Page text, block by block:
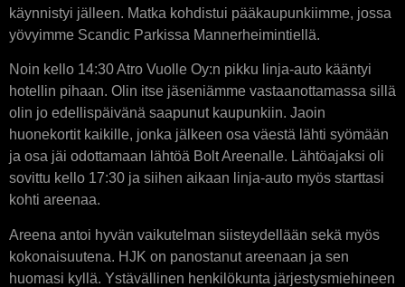
käynnistyi jälleen. Matka kohdistui pääkaupunkiimme, jossa
yövyimme Scandic Parkissa Mannerheimintiellä.
Noin kello 14:30 Atro Vuolle Oy:n pikku linja-auto kääntyi
hotellin pihaan. Olin itse jäseniämme vastaanottamassa sillä
olin jo edellispäivänä saapunut kaupunkiin. Jaoin
huonekortit kaikille, jonka jälkeen osa väestä lähti syömään
ja osa jäi odottamaan lähtöä Bolt Areenalle. Lähtöajaksi oli
sovittu kello 17:30 ja siihen aikaan linja-auto myös starttasi
kohti areenaa.
Areena antoi hyvän vaikutelman siisteydellään sekä myös
kokonaisuutena. HJK on panostanut areenaan ja sen
huomasi kyllä. Ystävällinen henkilökunta järjestysmiehineen